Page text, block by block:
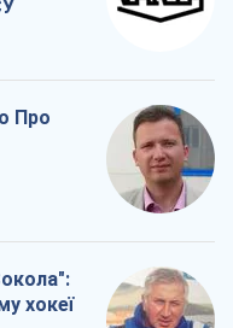
Про
хокеї